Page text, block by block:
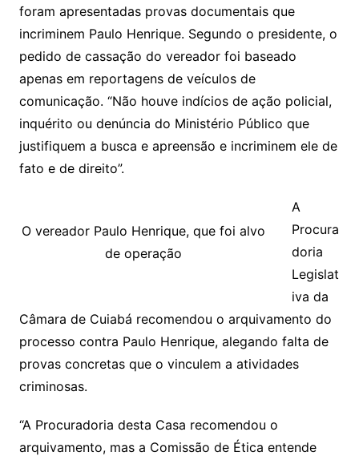
foram apresentadas provas documentais que
incriminem Paulo Henrique. Segundo o presidente, o
pedido de cassação do vereador foi baseado
apenas em reportagens de veículos de
comunicação. “Não houve indícios de ação policial,
inquérito ou denúncia do Ministério Público que
justifiquem a busca e apreensão e incriminem ele de
fato e de direito”.
O vereador Paulo Henrique, que foi alvo
de operação
A
Procura
doria
Legislat
iva da
Câmara de Cuiabá recomendou o arquivamento do
processo contra Paulo Henrique, alegando falta de
provas concretas que o vinculem a atividades
criminosas.
“A Procuradoria desta Casa recomendou o
arquivamento, mas a Comissão de Ética entende